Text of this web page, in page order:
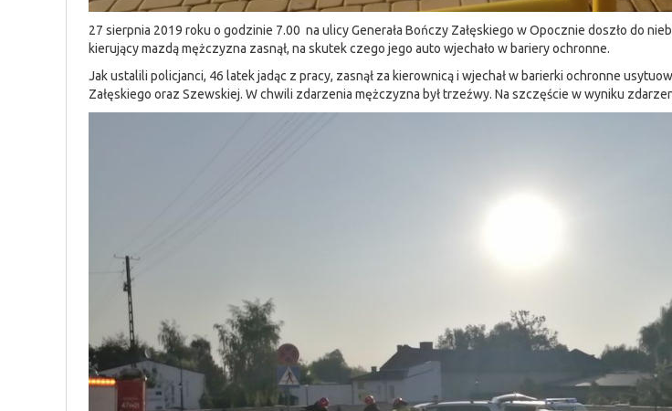
27 sierpnia 2019 roku o godzinie 7.00 na ulicy Generała Bończy Załęskiego w Opocznie doszło do
kierujący mazdą mężczyzna zasnął, na skutek czego jego auto wjechało w bariery ochronne.
Jak ustalili policjanci, 46 latek jadąc z pracy, zasnął za kierownicą i wjechał w barierki ochronne
Załęskiego oraz Szewskiej. W chwili zdarzenia mężczyzna był trzeźwy. Na szczęście w wyniku